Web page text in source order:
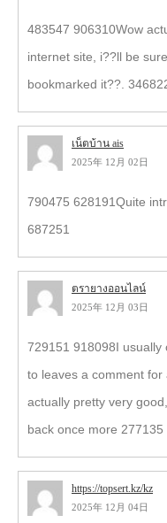
483547 906310Wow
internet site, i??ll be
bookmarked it??.
เน็ตบ้าน ais
2025年 12月 02日
790475 628191Quite
687251
ตรายางออนไลน์
2025年 12月 03日
729151 918098 I
to leaves a comment
actually pretty very
back once more 277135
https://topsert.kz/kz
2025年 12月 04日